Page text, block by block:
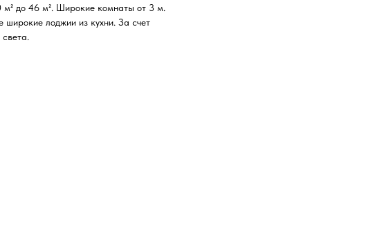
до 46 м². Широкие комнаты от 3 м.
лоджии из кухни. За счет